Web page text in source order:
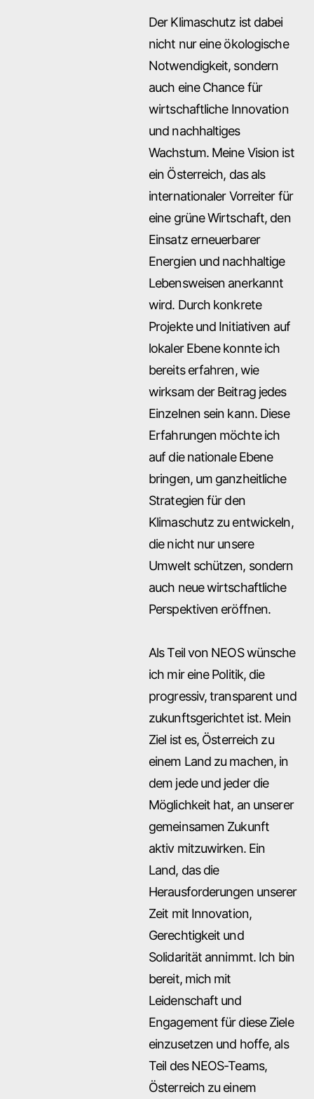
Der Klimaschutz ist dabei
nicht nur eine ökologische
Notwendigkeit, sondern
auch eine Chance für
wirtschaftliche Innovation
und nachhaltiges
Wachstum. Meine Vision ist
ein Österreich, das als
internationaler Vorreiter für
eine grüne Wirtschaft, den
Einsatz erneuerbarer
Energien und nachhaltige
Lebensweisen anerkannt
wird. Durch konkrete
Projekte und Initiativen auf
lokaler Ebene konnte ich
bereits erfahren, wie
wirksam der Beitrag jedes
Einzelnen sein kann. Diese
Erfahrungen möchte ich
auf die nationale Ebene
bringen, um ganzheitliche
Strategien für den
Klimaschutz zu entwickeln,
die nicht nur unsere
Umwelt schützen, sondern
auch neue wirtschaftliche
Perspektiven eröffnen.
Als Teil von NEOS wünsche
ich mir eine Politik, die
progressiv, transparent und
zukunftsgerichtet ist. Mein
Ziel ist es, Österreich zu
einem Land zu machen, in
dem jede und jeder die
Möglichkeit hat, an unserer
gemeinsamen Zukunft
aktiv mitzuwirken. Ein
Land, das die
Herausforderungen unserer
Zeit mit Innovation,
Gerechtigkeit und
Solidarität annimmt. Ich bin
bereit, mich mit
Leidenschaft und
Engagement für diese Ziele
einzusetzen und hoffe, als
Teil des NEOS-Teams,
Österreich zu einem